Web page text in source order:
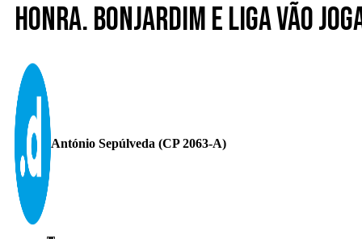
Honra. Bonjardim e Liga vão
António Sepúlveda (CP 2063-A)